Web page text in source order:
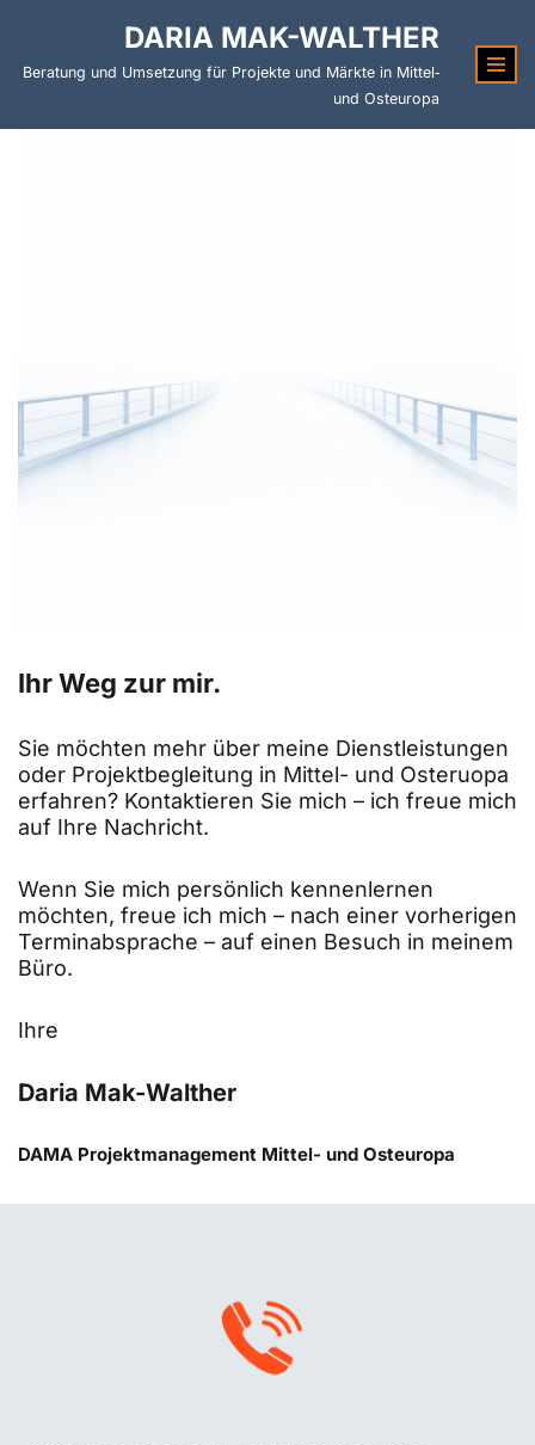
Zum
DARIA MAK-WALTHER
Beratung und Umsetzung für Projekte und Märkte in Mittel‑
und Osteuropa
Ihr Weg zur mir.
Sie möchten mehr über meine Dienstleistungen
oder Projektbegleitung in Mittel- und Osteruopa
erfahren? Kontaktieren Sie mich – ich freue mich
auf Ihre Nachricht.
Wenn Sie mich persönlich kennenlernen
möchten, freue ich mich – nach einer vorherigen
Terminabsprache – auf einen Besuch in meinem
Büro.
Ihre
Daria Mak-Walther
DAMA Projektmanagement Mittel- und Osteuropa